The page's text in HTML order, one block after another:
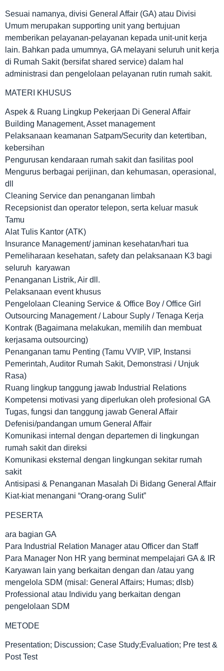
Sesuai namanya, divisi General Affair (GA) atau Divisi
Umum merupakan supporting unit yang bertujuan
memberikan pelayanan-pelayanan kepada unit-unit kerja
lain. Bahkan pada umumnya, GA melayani seluruh unit kerja
di Rumah Sakit (bersifat shared service) dalam hal
administrasi dan pengelolaan pelayanan rutin rumah sakit.
MATERI KHUSUS
Aspek & Ruang Lingkup Pekerjaan Di General Affair
Building Management, Asset management
Pelaksanaan keamanan Satpam/Security dan ketertiban,
kebersihan
Pengurusan kendaraan rumah sakit dan fasilitas pool
Mengurus berbagai perijinan, dan kehumasan, operasional,
dll
Cleaning Service dan penanganan limbah
Recepsionist dan operator telepon, serta keluar masuk
Tamu
Alat Tulis Kantor (ATK)
Insurance Management/ jaminan kesehatan/hari tua
Pemeliharaan kesehatan, safety dan pelaksanaan K3 bagi
seluruh karyawan
Penanganan Listrik, Air dll.
Pelaksanaan event khusus
Pengelolaan Cleaning Service & Office Boy / Office Girl
Outsourcing Management / Labour Suply / Tenaga Kerja
Kontrak (Bagaimana melakukan, memilih dan membuat
kerjasama outsourcing)
Penanganan tamu Penting (Tamu VVIP, VIP, Instansi
Pemerintah, Auditor Rumah Sakit, Demonstrasi / Unjuk
Rasa)
Ruang lingkup tanggung jawab Industrial Relations
Kompetensi motivasi yang diperlukan oleh profesional GA
Tugas, fungsi dan tanggung jawab General Affair
Defenisi/pandangan umum General Affair
Komunikasi internal dengan departemen di lingkungan
rumah sakit dan direksi
Komunikasi eksternal dengan lingkungan sekitar rumah
sakit
Antisipasi & Penanganan Masalah Di Bidang General Affair
Kiat-kiat menangani “Orang-orang Sulit”
PESERTA
ara bagian GA
Para Industrial Relation Manager atau Officer dan Staff
Para Manager Non HR yang berminat mempelajari GA & IR
Karyawan lain yang berkaitan dengan dan /atau yang
mengelola SDM (misal: General Affairs; Humas; dlsb)
Professional atau Individu yang berkaitan dengan
pengelolaan SDM
METODE
Presentation; Discussion; Case Study;Evaluation; Pre test &
Post Test